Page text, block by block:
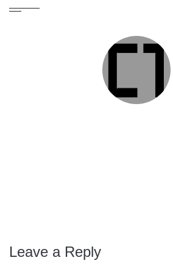
Leave a Reply